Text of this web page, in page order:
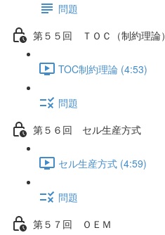
問題
第５５回 ＴＯＣ（制約理論）
TOC制約理論 (4:53)
問題
第５６回 セル生産方式
セル生産方式 (4:59)
問題
第５７回 ＯＥＭ